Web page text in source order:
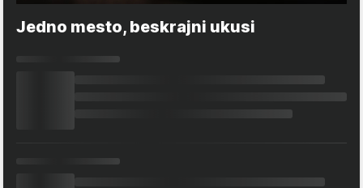
Jedno mesto, beskrajni ukusi